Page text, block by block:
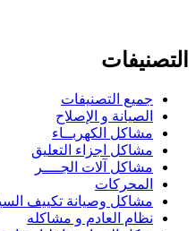
التصنيفات
جميع التصنيفات
الصيانة و الإصلاح
مشاكل الكهربــاء
مشاكل اجزاء التعليق
مشاكل آلات الجــــر
المحركات
مشاكل وصيانة تكييف
نظام العادم و مشاكله